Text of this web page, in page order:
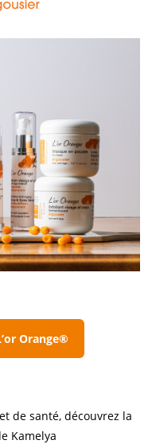
Orange®
de santé, découvrez la
Kamelya